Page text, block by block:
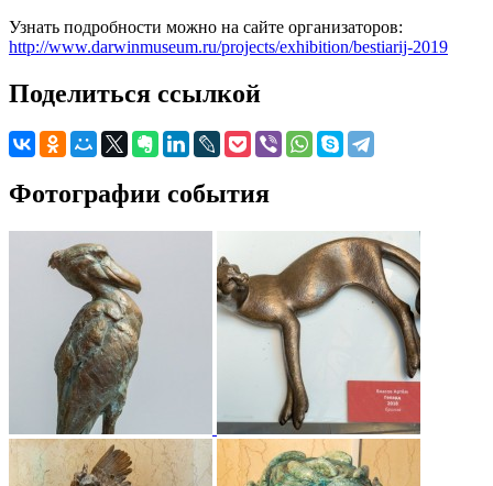
Узнать подробности можно на сайте организаторов:
http://www.darwinmuseum.ru/projects/exhibition/bestiarij-2019
Поделиться ссылкой
Фотографии события